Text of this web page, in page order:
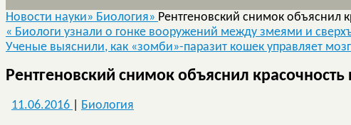
Новости науки» Биология» Рентгеновский снимок объяснил
« Биологи узнали о гонке вооружений между змеями и
Ученые выяснили, как «зомби»-паразит кошек управляет
Рентгеновский снимок объяснил
11.06.2016 Биология